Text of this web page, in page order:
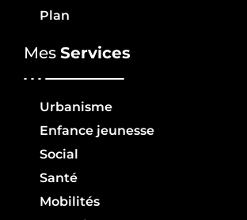
Plan
Mes Services
Urbanisme
Enfance jeunesse
Social
Santé
Mobilités